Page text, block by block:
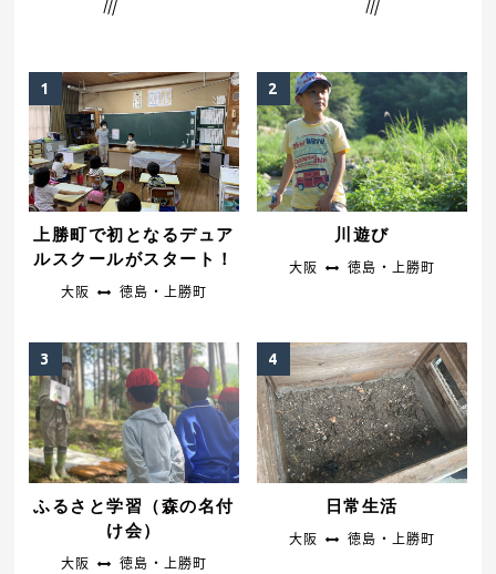
上勝町で初となるデュア
ルスクールがスタート！
大阪
徳島・上勝町
川遊び
大阪
徳島・上勝町
ふるさと学習（森の名付
け会）
大阪
徳島・上勝町
日常生活
大阪
徳島・上勝町